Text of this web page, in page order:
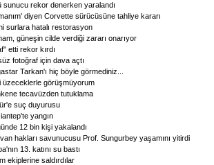
sunucu rekor denerken yaralandı
diyen Corvette sürücüsüne tahliye kararı
surlara hatalı restorasyon
güneşin cilde verdiği zararı onarıyor
etti rekor kırdı
fotoğraf için dava açtı
Tarkan'ı hiç böyle görmediniz...
üzeceklerle görüşmüyorum
tecavüzden tutuklama
suç duyurusu
yangın
12 bin kişi yakalandı
hakları savunucusu Prof. Sungurbey yaşamını yitirdi
13. katını su bastı
ekiplerine saldırdılar